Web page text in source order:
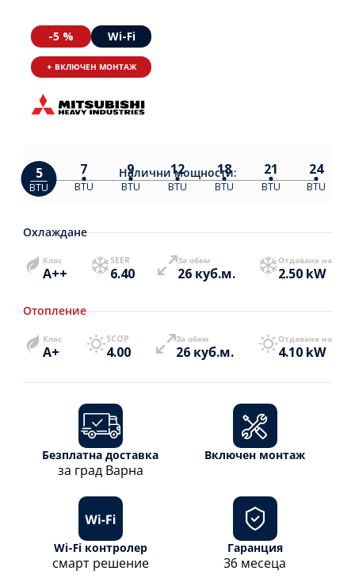
-5 % Wi-Fi
+ ВКЛЮЧЕН МОНТАЖ
Наличнимощности:
5
BTU
7
BTU
9
BTU
12
BTU
18
BTU
21
BTU
24
BTU
Охлаждане
Клас
A++
SEER
6.40
За обем
26 куб.м.
Отдаване на
2.50 kW
Отопление
Клас
A+
SCOP
4.00
За обем
26 куб.м.
Отдаване на
4.10 kW
Безплатна доставка
за град Варна
Включен монтаж
Wi-Fi контролер
смарт решение
Гаранция
36 месеца